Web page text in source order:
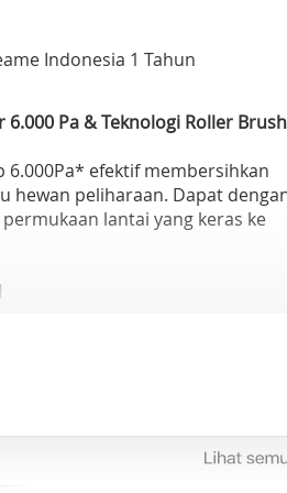
Indonesia 1 Tahun
6.000 Pa & Teknologi Roller Brush
6.000Pa* efektif membersihkan
hewan peliharaan. Dapat
lantai yang keras ke
yang disesuaikan.
mencegah kebocoran debu
yang bersih menyeluruh.
pintar presisi tinggi yang